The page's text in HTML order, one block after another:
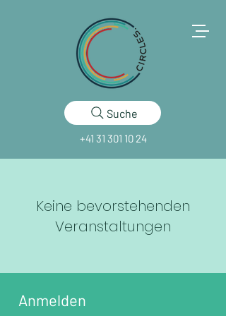
Suche
+41 31 301 10 24
Keine bevorstehenden
Veranstaltungen
Anmelden